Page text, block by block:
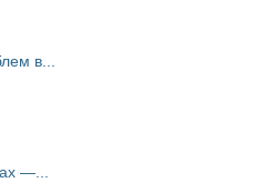
в...
—...